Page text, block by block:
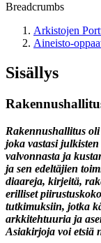
Breadcrumbs
Arkistojen
Aineisto-
Sisällys
Rakennushallitus
joka vastasi
valvonnasta ja
ja sen edeltäjien
diaareja, kirjeitä,
erilliset
tutkimuksiin, jotka
arkkitehtuuria ja
Asiakirjoja voi etsiä